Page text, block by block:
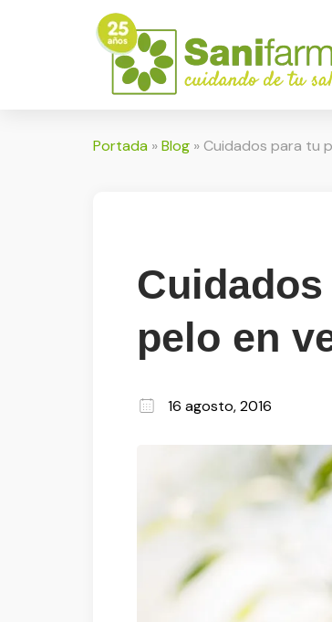
Portada »Blog »Cuidados para tu
pelo en
16 agosto, 2016